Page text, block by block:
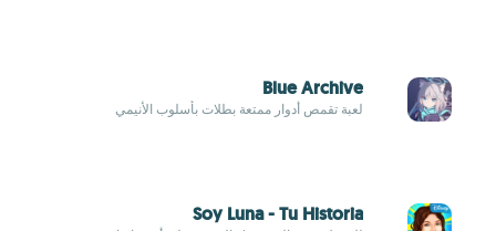
Blue Archive
لعبة تقمص أدوار ممتعة بطلات بأسلوب الأنيمي
Soy Luna - Tu Historia